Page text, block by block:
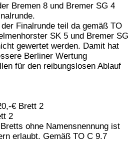
Bremen 8 und Bremer SG 4
Finalrunde teil da gemäß TO
SK 5 und Bremer SG
gewertet werden. Damit hat
Berliner Wertung
für den reibungslosen Ablauf
€ Brett 2
2
ohne Namensnennung ist
erlaubt. Gemäß TO C 9.7